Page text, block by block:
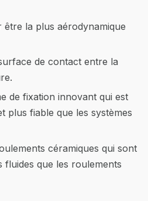
la plus aérodynamique
de contact entre la
de fixation innovant qui est
plus fiable que les systèmes
céramiques qui sont
fluides que les roulements